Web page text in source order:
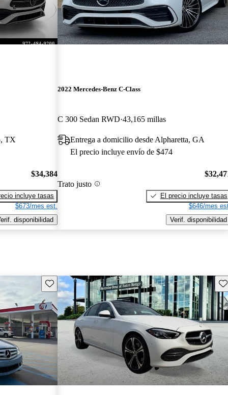
TX
$34,384
incluye tasas
$673/mes est.
disponibilidad
2022 Mercedes-Benz C-Class
C 300 Sedan RWD 43,165 millas
Entrega a domicilio desde Alpharetta, GA
El precio incluye envío de $474
Trato justo
El precio incluye tasas
$646/mes
Verif. disponibilidad
Guarda este Aviso